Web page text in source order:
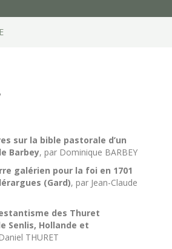
sur la bible pastorale d’un
Barbey, par Dominique BARBEY
galérien pour la foi en 1701
(Gard), par Jean-Claude
des Thuret
Senlis, Hollande et
THURET